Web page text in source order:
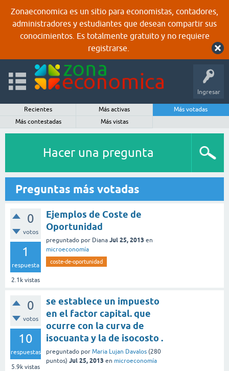
Zonaeconomica es un sitio para economistas, contadores,
administradores y estudiantes que desean compartir sus
conocimientos. Es totalmente gratuito y no requiere
registrarse.
Ingresar
Recientes Más activas
Más votadas
Más contestadas
Más vistas
Hacer una pregunta
Preguntas más votadas
0
votos
1
respuesta
2.1k vistas
Ejemplos de Coste de
Oportunidad
preguntado por Diana Jul 25, 2013 en
microeconomía
coste-de-oportunidad
0
votos
10
respuestas
5.9k vistas
se establece un impuesto
en el factor capital. que
ocurre con la curva de
isocuanta y la de isocosto .
preguntado por Maria Lujan Davalos (280
puntos) Jul 25, 2013 en microeconomía